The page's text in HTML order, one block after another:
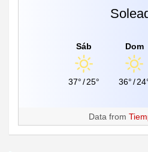
Sáb
37°/25°
Dom
36°/
Data from